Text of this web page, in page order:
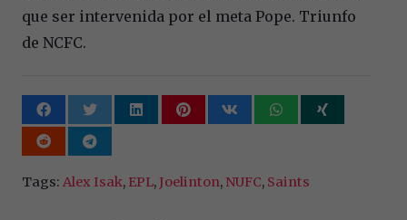
que ser intervenida por el meta Pope. Triunfo
de NCFC.
Tags: Alex Isak, EPL, Joelinton, NUFC, Saints